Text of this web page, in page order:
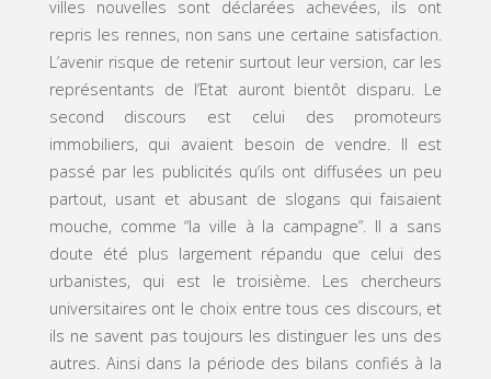
villes nouvelles sont déclarées achevées, ils ont
repris les rennes, non sans une certaine satisfaction.
L’avenir risque de retenir surtout leur version, car les
représentants de l’Etat auront bientôt disparu. Le
second discours est celui des promoteurs
immobiliers, qui avaient besoin de vendre. Il est
passé par les publicités qu’ils ont diffusées un peu
partout, usant et abusant de slogans qui faisaient
mouche, comme “la ville à la campagne”. Il a sans
doute été plus largement répandu que celui des
urbanistes, qui est le troisième. Les chercheurs
universitaires ont le choix entre tous ces discours, et
ils ne savent pas toujours les distinguer les uns des
autres. Ainsi dans la période des bilans confiés à la